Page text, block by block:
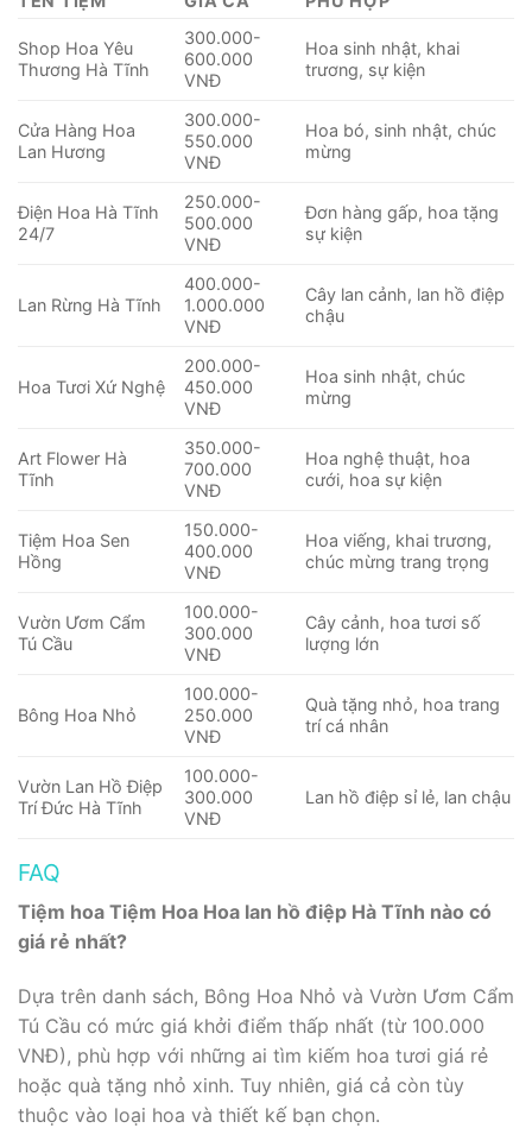
Shop Hoa Yêu
Thương Hà Tĩnh
300.000-
600.000
VNĐ
Hoa sinh nhật, khai
trương, sự kiện
Cửa Hàng Hoa
Lan Hương
300.000-
550.000
VNĐ
Hoa bó, sinh nhật, chúc
mừng
Điện Hoa Hà Tĩnh
24/7
250.000-
500.000
VNĐ
Đơn hàng gấp, hoa tặng
sự kiện
Lan Rừng Hà Tĩnh
400.000-
1.000.000
VNĐ
Cây lan cảnh, lan hồ điệp
chậu
Hoa Tươi Xứ Nghệ
200.000-
450.000
VNĐ
Hoa sinh nhật, chúc
mừng
Art Flower Hà
Tĩnh
350.000-
700.000
VNĐ
Hoa nghệ thuật, hoa
cưới, hoa sự kiện
Tiệm Hoa Sen
Hồng
150.000-
400.000
VNĐ
Hoa viếng, khai trương,
chúc mừng trang trọng
Vườn Ươm Cẩm
Tú Cầu
100.000-
300.000
VNĐ
Cây cảnh, hoa tươi số
lượng lớn
Bông Hoa Nhỏ
100.000-
250.000
VNĐ
Quà tặng nhỏ, hoa trang
trí cá nhân
Vườn Lan Hồ Điệp
Trí Đức Hà Tĩnh
100.000-
300.000
VNĐ
Lan hồ điệp sỉ lẻ, lan chậu
FAQ
Tiệm hoa Tiệm Hoa Hoa lan hồ điệp Hà Tĩnh nào có
giá rẻ nhất?
Dựa trên danh sách, Bông Hoa Nhỏ và Vườn Ươm Cẩm
Tú Cầu có mức giá khởi điểm thấp nhất (từ 100.000
VNĐ), phù hợp với những ai tìm kiếm hoa tươi giá rẻ
hoặc quà tặng nhỏ xinh. Tuy nhiên, giá cả còn tùy
thuộc vào loại hoa và thiết kế bạn chọn.